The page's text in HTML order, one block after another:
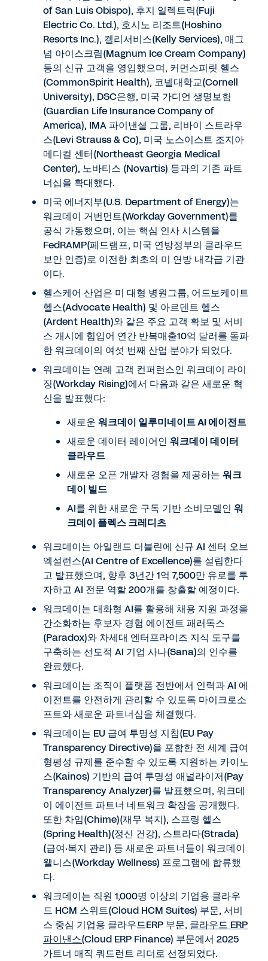
of San Luis Obispo), 후지 일렉트릭(Fuji
Electric Co. Ltd.), 호시노 리조트(Hoshino
Resorts Inc.), 켈리서비스(Kelly Services), 매그
넘 아이스크림(Magnum Ice Cream Company)
등의 신규 고객을 영입했으며, 커먼스피릿 헬스
(CommonSpirit Health), 코넬대학교(Cornell
University), DSC은행, 미국 가디언 생명보험
(Guardian Life Insurance Company of
America), IMA 파이낸셜 그룹, 리바이 스트라우
스(Levi Strauss & Co), 미국 노스이스트 조지아
메디컬 센터(Northeast Georgia Medical
Center), 노바티스 (Novartis) 등과의 기존 파트
너십을 확대했다.
미국 에너지부(U.S. Department of Energy)는
워크데이 거번먼트(Workday Government)를
공식 가동했으며, 이는 핵심 인사 시스템을
FedRAMP(페드램프, 미국 연방정부의 클라우드
보안 인증)로 이전한 최초의 미 연방 내각급 기관
이다.
헬스케어 산업은 미 대형 병원그룹, 어드보케이트
헬스(Advocate Health) 및 아르덴트 헬스
(Ardent Health)와 같은 주요 고객 확보 및 서비
스 개시에 힘입어 연간 반복매출10억 달러를 돌파
한 워크데이의 여섯 번째 산업 분야가 되었다.
워크데이는 연례 고객 컨퍼런스인 워크데이 라이
징(Workday Rising)에서 다음과 같은 새로운 혁
신을 발표했다:
새로운 워크데이 일루미네이트 AI 에이전트
새로운 데이터 레이어인 워크데이 데이터
클라우드
새로운 오픈 개발자 경험을 제공하는 워크
데이 빌드
AI를 위한 새로운 구독 기반 소비모델인 워
크데이 플렉스 크레디츠
워크데이는 아일랜드 더블린에 신규 AI 센터 오브
엑설런스(AI Centre of Excellence)를 설립한다
고 발표했으며, 향후 3년간 1억 7,500만 유로를 투
자하고 AI 전문 역할 200개를 창출할 예정이다.
워크데이는 대화형 AI를 활용해 채용 지원 과정을
간소화하는 후보자 경험 에이전트 패러독스
(Paradox)와 차세대 엔터프라이즈 지식 도구를
구축하는 선도적 AI 기업 사나(Sana)의 인수를
완료했다.
워크데이는 조직이 플랫폼 전반에서 인력과 AI 에
이전트를 안전하게 관리할 수 있도록 마이크로소
프트와 새로운 파트너십을 체결했다.
워크데이는 EU 급여 투명성 지침(EU Pay
Transparency Directive)을 포함한 전 세계 급여
형평성 규제를 준수할 수 있도록 지원하는 카이노
스(Kainos) 기반의 급여 투명성 애널라이저(Pay
Transparency Analyzer)를 발표했으며, 워크데
이 에이전트 파트너 네트워크 확장을 공개했다.
또한 차임(Chime)(재무 복지), 스프링 헬스
(Spring Health)(정신 건강), 스트라다(Strada)
(급여·복지 관리) 등 새로운 파트너들이 워크데이
웰니스(Workday Wellness) 프로그램에 합류했
다.
워크데이는 직원 1,000명 이상의 기업용 클라우
드 HCM 스위트(Cloud HCM Suites) 부문, 서비
스 중심 기업용 클라우드ERP 부문, 클라우드 ERP
파이낸스(Cloud ERP Finance) 부문에서 2025
가트너 매직 쿼드런트 리더로 선정되었다.